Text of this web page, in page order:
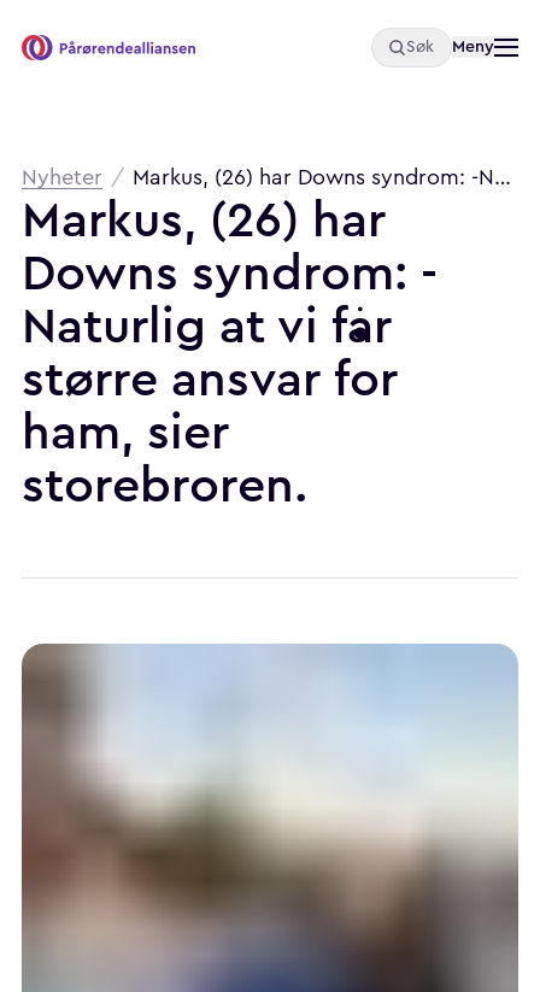
Pårørendealliansen Søk Åpne
Meny
Brødsmulesti
Nyheter / Markus, (26) har Downs syndrom: -Naturlig at vi får større ansvar for ham, sier storebroren.
Markus, (26) har
Downs syndrom: -
Naturlig atvi får
større ansvar for
ham, sier
storebroren.